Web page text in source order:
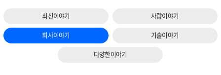
최신이야기 사람이야기
회사이야기 기술이야기
다양한이야기